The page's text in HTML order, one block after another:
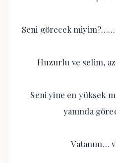
Seni görecek
Huzurlu ve selim,
Seni yine en yüksek
yanında
Vatanım…